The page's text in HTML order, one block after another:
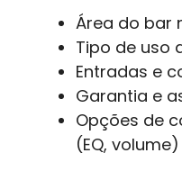
Área do bar
Tipo de uso
Entradas e
Garantia e
Opções de
(EQ,